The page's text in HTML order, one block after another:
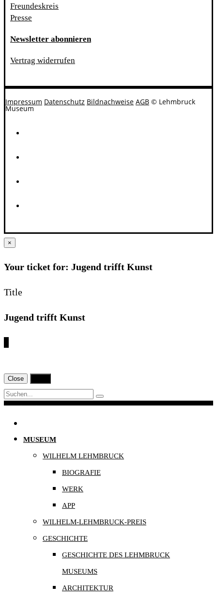
Freundeskreis
Presse
Newsletter abonnieren
Vertrag widerrufen
Impressum Datenschutz Bildnachweise AGB © Lehmbruck
Museum
×
Your ticket for: Jugend trifft Kunst
Title
Jugend trifft Kunst
Close
Navigation
MUSEUM
WILHELM LEHMBRUCK
BIOGRAFIE
WERK
APP
WILHELM-LEHMBRUCK-PREIS
GESCHICHTE
GESCHICHTE DES LEHMBRUCK
MUSEUMS
ARCHITEKTUR